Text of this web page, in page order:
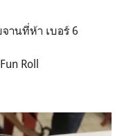
จานที่ห้า เบอร์ 6
Roll